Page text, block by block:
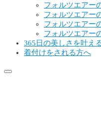
フォルツエアー
フォルツエアー
フォルツエアー
フォルツエアー
365日の美しさを叶え
着付けをされる方へ